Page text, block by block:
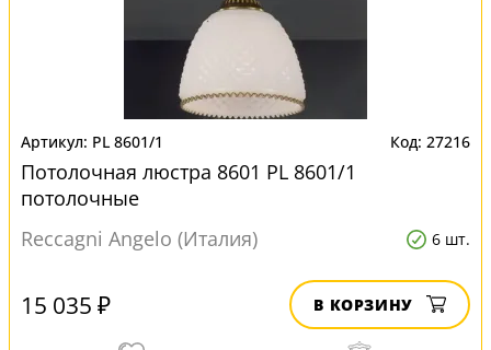
PL 8601/1 27216
Потолочная люстра 8601 PL 8601/1
потолочные
Reccagni Angelo (Италия)
6 шт.
15 035 ₽ В КОРЗИНУ